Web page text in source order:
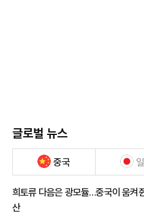
글로벌 뉴스
중국
희토류 다음은 광모듈…중국이 움켜
산